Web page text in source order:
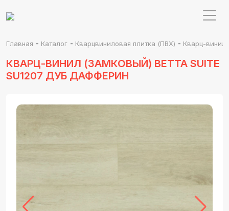
Главная - Каталог - Кварцвиниловая плитка (ПВХ) - Кварц-винил
КВАРЦ-ВИНИЛ (ЗАМКОВЫЙ) BETTA SUITE
SU1207 ДУБ ДАФФЕРИН